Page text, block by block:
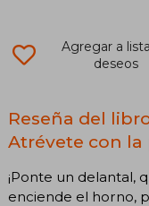
Agregar a
deseos
Reseña del
Atrévete con la
¡Ponte un delantal,
enciende el horno,